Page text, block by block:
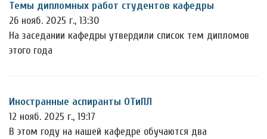
Темы дипломных работ студентов кафедры
26 нояб. 2025 г., 13:30
На заседании кафедры утвердили список тем дипломов
этого года
Иностранные аспиранты ОТиПЛ
12 нояб. 2025 г., 19:17
В этом году на нашей кафедре обучаются два